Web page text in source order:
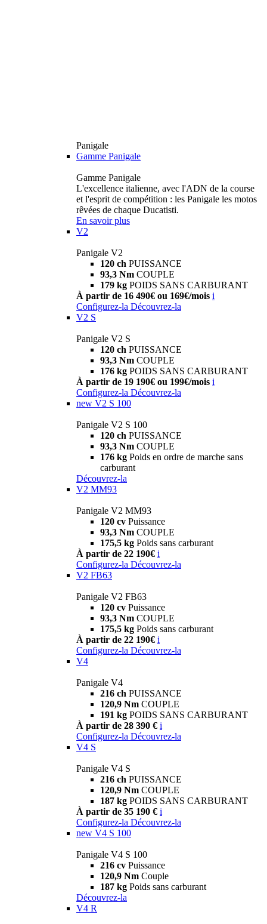
Panigale
Gamme Panigale
Gamme Panigale
L'excellence italienne, avec l'ADN de la course
et l'esprit de compétition : les Panigale les motos
rêvées de chaque Ducatisti.
En savoir plus
V2
Panigale V2
120 ch PUISSANCE
93,3 Nm COUPLE
179 kg POIDS SANS CARBURANT
À partir de 16 490€ ou 169€/mois i
Configurez-la Découvrez-la
V2 S
Panigale V2 S
120 ch PUISSANCE
93,3 Nm COUPLE
176 kg POIDS SANS CARBURANT
À partir de 19 190€ ou 199€/mois i
Configurez-la Découvrez-la
new V2 S 100
Panigale V2 S 100
120 ch PUISSANCE
93,3 Nm COUPLE
176 kg Poids en ordre de marche sans
carburant
Découvrez-la
V2 MM93
Panigale V2 MM93
120 cv Puissance
93,3 Nm COUPLE
175,5 kg Poids sans carburant
À partir de 22 190€ i
Configurez-la Découvrez-la
V2 FB63
Panigale V2 FB63
120 cv Puissance
93,3 Nm COUPLE
175,5 kg Poids sans carburant
À partir de 22 190€ i
Configurez-la Découvrez-la
V4
Panigale V4
216 ch PUISSANCE
120,9 Nm COUPLE
191 kg POIDS SANS CARBURANT
À partir de 28 390 € i
Configurez-la Découvrez-la
V4 S
Panigale V4 S
216 ch PUISSANCE
120,9 Nm COUPLE
187 kg POIDS SANS CARBURANT
À partir de 35 190 € i
Configurez-la Découvrez-la
new V4 S 100
Panigale V4 S 100
216 cv Puissance
120,9 Nm Couple
187 kg Poids sans carburant
Découvrez-la
V4 R